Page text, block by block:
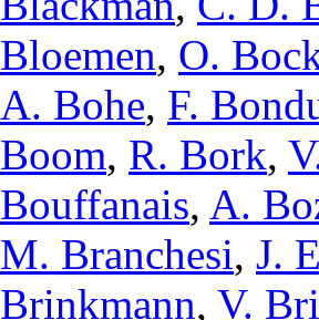
Bloemen, O.
A. Bohe, F.
Boom, R. Bork,
Bouffanais, A.
M. Branchesi, J.
Brinkmann, V.